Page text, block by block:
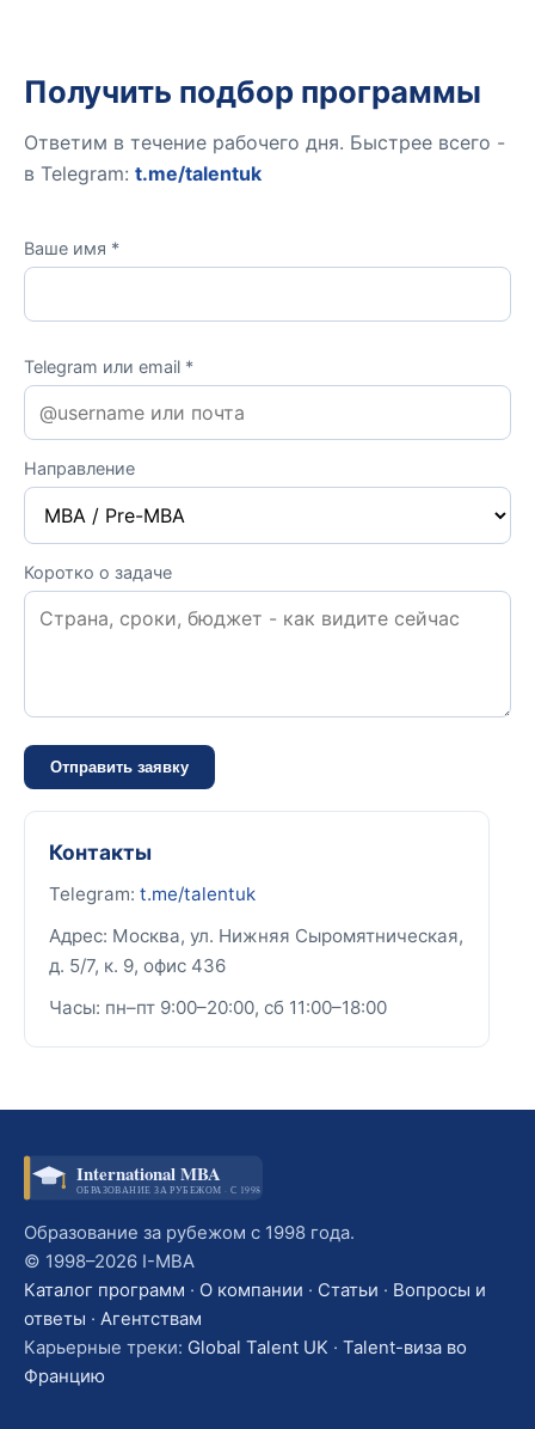
Получить подбор программы
Ответим в течение рабочего дня. Быстрее всего -
в Telegram: t.me/talentuk
Ваше имя *
Telegram или email *
Направление
Коротко о задаче
Отправить заявку
Контакты
Telegram: t.me/talentuk
Адрес: Москва, ул. Нижняя Сыромятническая,
д. 5/7, к. 9, офис 436
Часы: пн–пт 9:00–20:00, сб 11:00–18:00
International MBA
ОБРАЗОВАНИЕ ЗА РУБЕЖОМ · С 1998
Образование за рубежом с 1998 года.
© 1998–2026 I-MBA
Каталог программ · О компании · Статьи · Вопросы и
ответы · Агентствам
Карьерные треки: Global Talent UK · Talent-виза во
Францию